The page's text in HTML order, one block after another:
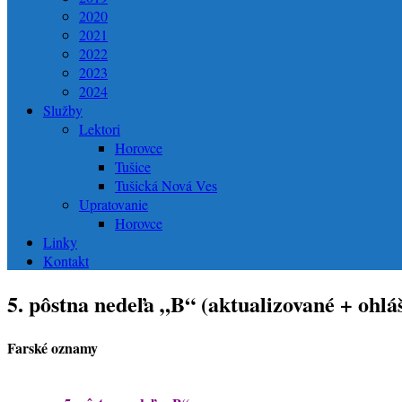
2020
2021
2022
2023
2024
Služby
Lektori
Horovce
Tušice
Tušická Nová Ves
Upratovanie
Horovce
Linky
Kontakt
5. pôstna nedeľa „B“ (aktualizované +
Farské oznamy